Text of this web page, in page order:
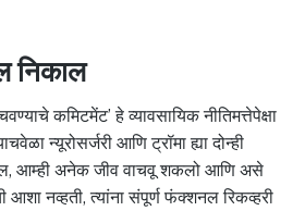
निकाल
कमिटमेंट’ हे व्यावसायिक नीतिमत्तेपेक्षा
न्यूरोसर्जरी आणि ट्रॉमा ह्या दोन्ही
आम्ही अनेक जीव वाचवू शकलो आणि असे
आशा नव्हती, त्यांना संपूर्ण फंक्शनल रिकव्हरी